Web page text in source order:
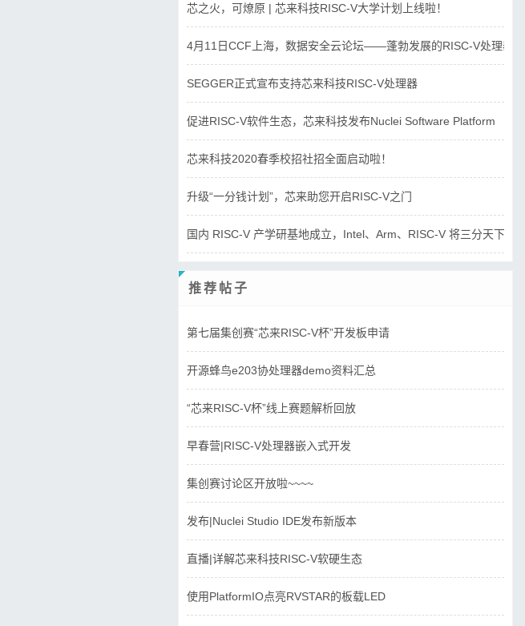
芯之火，可燎原 | 芯来科技RISC-V大学计划上线啦！
4月11日CCF上海，数据安全云论坛——蓬勃发展的RISC-V处理器
SEGGER正式宣布支持芯来科技RISC-V处理器
促进RISC-V软件生态，芯来科技发布Nuclei Software Platform
芯来科技2020春季校招社招全面启动啦！
升级“一分钱计划”，芯来助您开启RISC-V之门
国内 RISC-V 产学研基地成立，Intel、Arm、RISC-V 将三分天下？
推荐帖子
第七届集创赛“芯来RISC-V杯”开发板申请
开源蜂鸟e203协处理器demo资料汇总
“芯来RISC-V杯”线上赛题解析回放
早春营|RISC-V处理器嵌入式开发
集创赛讨论区开放啦~~~~
发布|Nuclei Studio IDE发布新版本
直播|详解芯来科技RISC-V软硬生态
使用PlatformIO点亮RVSTAR的板载LED